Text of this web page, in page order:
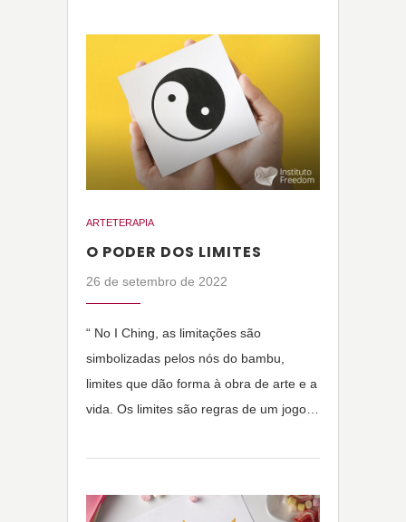
ARTETERAPIA
O PODER DOS LIMITES
26 de setembro de 2022
“ No I Ching, as limitações são
simbolizadas pelos nós do bambu,
limites que dão forma à obra de arte e a
vida. Os limites são regras de um jogo…